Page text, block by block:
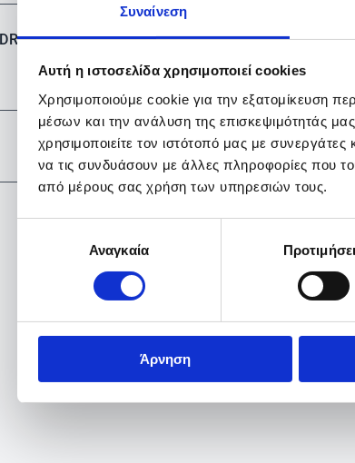
Συναίνεση
Αυτή η ιστοσελίδα χρησιμοποιεί cookies
Χρησιμοποιούμε cookie για την εξατομίκευση
μέσων και την ανάλυση της επισκεψιμότητάς
χρησιμοποιείτε τον ιστότοπό μας με
να τις συνδυάσουν με άλλες πληροφορίες που
από μέρους σας χρήση των υπηρεσιών τους.
συγκατάθεσηςΑναγκαία
Άρνηση